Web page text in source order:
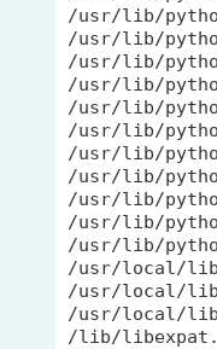
/usr/lib/
/usr/lib/
/usr/lib/
/usr/lib/
/usr/lib/
/usr/lib/
/usr/lib/
/usr/lib/
/usr/lib/
/usr/lib/
/usr/lib/
/usr/local/
/usr/local/
/usr/local/
/lib/